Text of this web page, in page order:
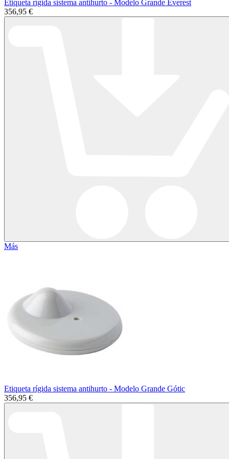
Etiqueta rígida sistema antihurto - Modelo Grande Everest
356,95 €
Más
Etiqueta rígida sistema antihurto - Modelo Grande Gótic
356,95 €